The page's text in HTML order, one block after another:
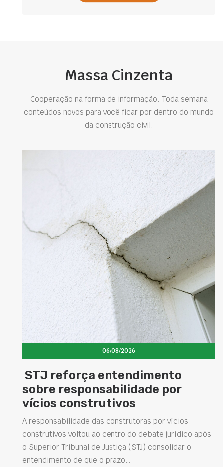
Massa Cinzenta
Cooperação na forma de informação. Toda semana
conteúdos novos para você ficar por dentro do mundo
da construção civil.
após
06/08/2026
Concretos aditivados e
elevam desempenho das
estruturas e impulsionam
soluções na construção civil
Projetar estruturas mais duráveis, reduzir
intervenções de manutenção e melhorar o
desempenho das obras são desafios cada vez